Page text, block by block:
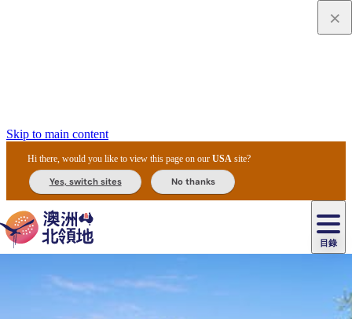
Skip to main content
Hi there, would you like to view this page on ourUSA site?
Yes, switch sites No thanks
目錄
愛
卡
李
文美
自
車